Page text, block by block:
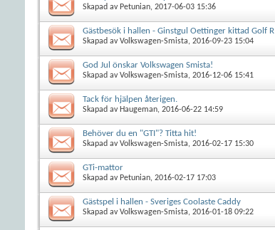
Skapad av Petunian, 2017-06-03 15:36
Gästbesök i hallen - Ginstgul Oettinger kittad Golf R
Skapad avVolkswagen-Smista, 2016-09-23 15:04
God Jul önskar Volkswagen Smista!
Skapad avVolkswagen-Smista, 2016-12-06 15:41
Tack för hjälpen återigen.
Skapad av Haugeman, 2016-06-22 14:59
Behöver du en "GTI"? Titta hit!
Skapad avVolkswagen-Smista, 2016-02-17 15:30
GTi-mattor
Skapad av Petunian, 2016-02-17 17:03
Gästspel i hallen - Sveriges Coolaste Caddy
Skapad avVolkswagen-Smista, 2016-01-18 09:22